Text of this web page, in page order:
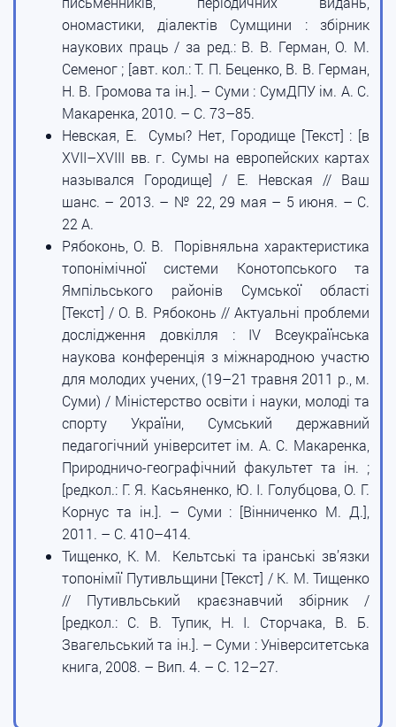
ономастики, діалектів Сумщини : збірник
наукових праць / за ред.: В. В. Герман, О. М.
Семеног ; [авт. кол.: Т. П. Беценко, В. В. Герман,
Н. В. Громова та ін.]. – Суми : СумДПУ ім. А. С.
Макаренка, 2010. – С. 73–85.
Невская, Е. Сумы? Нет, Городище [Текст] : [в
ХVII–ХVIII вв. г. Сумы на европейских картах
назывался Городище] / Е. Невская // Ваш
шанс. – 2013. – № 22, 29 мая – 5 июня. – С.
22 А.
Рябоконь, О. В. Порівняльна характеристика
топонімічної системи Конотопського та
Ямпільського районів Сумської області
[Текст] / О. В. Рябоконь // Актуальні проблеми
дослідження довкілля : IV Всеукраїнська
наукова конференція з міжнародною участю
для молодих учених, (19–21 травня 2011 р., м.
Суми) / Міністерство освіти і науки, молоді та
спорту України, Сумський державний
педагогічний університет ім. А. С. Макаренка,
Природничо-географічний факультет та ін. ;
[редкол.: Г. Я. Касьяненко, Ю. І. Голубцова, О. Г.
Корнус та ін.]. – Суми : [Вінниченко М. Д.],
2011. – С. 410–414.
Тищенко, К. М. Кельтські та іранські зв’язки
топонімії Путивльщини [Текст] / К. М. Тищенко
// Путивльський краєзнавчий збірник /
[редкол.: С. В. Тупик, Н. І. Сторчака, В. Б.
Звагельський та ін.]. – Суми : Університетська
книга, 2008. – Вип. 4. – С. 12–27.